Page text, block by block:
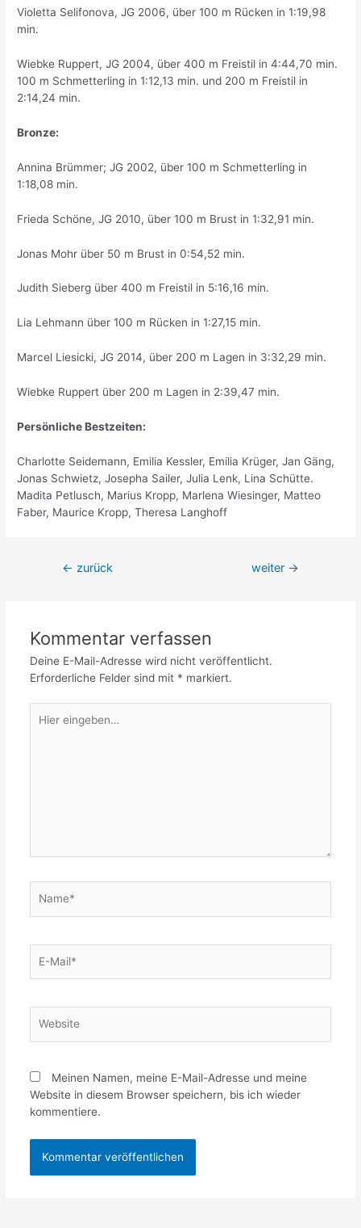
Violetta Selifonova, JG 2006, über 100 m Rücken in 1:19,98
min.
Wiebke Ruppert, JG 2004, über 400 m Freistil in 4:44,70 min.
100 m Schmetterling in 1:12,13 min. und 200 m Freistil in
2:14,24 min.
Bronze:
Annina Brümmer; JG 2002, über 100 m Schmetterling in
1:18,08 min.
Frieda Schöne, JG 2010, über 100 m Brust in 1:32,91 min.
Jonas Mohr über 50 m Brust in 0:54,52 min.
Judith Sieberg über 400 m Freistil in 5:16,16 min.
Lia Lehmann über 100 m Rücken in 1:27,15 min.
Marcel Liesicki, JG 2014, über 200 m Lagen in 3:32,29 min.
Wiebke Ruppert über 200 m Lagen in 2:39,47 min.
Persönliche Bestzeiten:
Charlotte Seidemann, Emilia Kessler, Emilia Krüger, Jan Gäng,
Jonas Schwietz, Josepha Sailer, Julia Lenk, Lina Schütte.
Madita Petlusch, Marius Kropp, Marlena Wiesinger, Matteo
Faber, Maurice Kropp, Theresa Langhoff
← zurück weiter →
Kommentar verfassen
Deine E-Mail-Adresse wird nicht veröffentlicht.
Erforderliche Felder sind mit * markiert.
eingeben…
Mail*
Meinen Namen, meine E-Mail-Adresse und meine
Website in diesem Browser speichern, bis ich wieder
kommentiere.